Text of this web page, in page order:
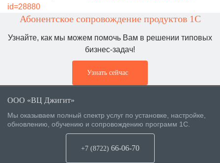
id=28880
Абонентское сопровождение продуктов 1C
Узнайте, как мы можем помочь Вам в решении типовых
бизнес-задач!
Узнать сейчас
ООО «ВЦ Джигит»
Мы оказываем полный спектр услуг по установке, настройке,
обновлению, обучению и сопровождению программ 1С.
+7 (8722) 66-06-70